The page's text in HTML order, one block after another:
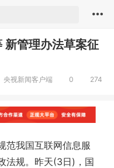
新管理办法草案征
274
0
央视新闻客户端
范我国互联网信息服
法规。昨天(3日)，国